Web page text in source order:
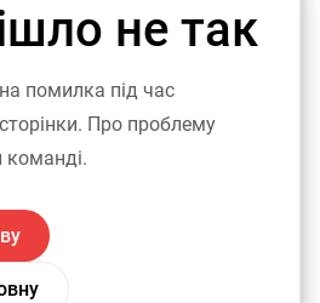
не так
помилка під час
Про проблему
команді.